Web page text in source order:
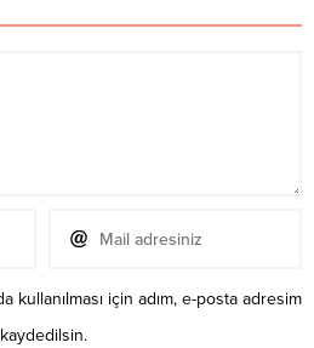
kullanılması için adım, e-posta adresim